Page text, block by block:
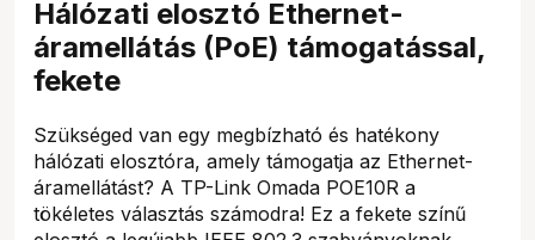
Hálózati elosztó Ethernet-
áramellátás (PoE) támogatással,
fekete
Szükséged van egy megbízható és hatékony
hálózati elosztóra, amely támogatja az Ethernet-
áramellátást? A TP-Link Omada POE10R a
tökéletes választás számodra! Ez a fekete színű